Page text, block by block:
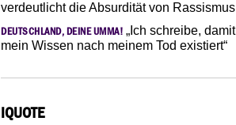
verdeutlicht die Absurdität von Rassismus
DEUTSCHLAND, DEINE UMMA! „Ich schreibe, damit
mein Wissen nach meinem Tod existiert“
IQUOTE